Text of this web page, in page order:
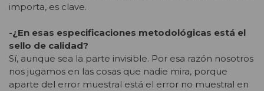
importa, es clave.
-¿En esas especificaciones metodológicas está el
sello de calidad?
Sí, aunque sea la parte invisible. Por esa razón nosotros
nos jugamos en las cosas que nadie mira, porque
aparte del error muestral está el error no muestral en